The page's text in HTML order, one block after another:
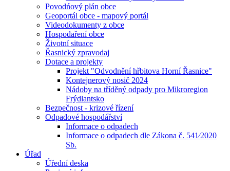
Povodńový plán obce
Geoportál obce - mapový portál
Videodokumenty z obce
Hospodaření obce
Životní situace
Řasnický zpravodaj
Dotace a projekty
Projekt "Odvodnění hřbitova Horní Řasnice"
Kontejnerový nosič 2024
Nádoby na tříděný odpady pro Mikroregion
Frýdlantsko
Bezpečnost - krizové řízení
Odpadové hospodářství
Informace o odpadech
Informace o odpadech dle Zákona č. 541⁄2020
Sb.
Úřad
Úřední deska